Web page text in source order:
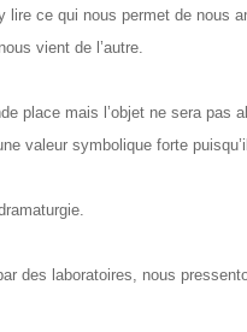
lire ce qui nous permet de nous
vient de l’autre.
place mais l’objet ne sera
valeur symbolique forte
des laboratoires, nous